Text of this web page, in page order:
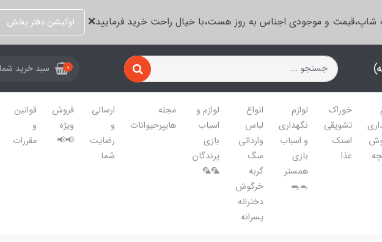
شاپ،قیمت و موجودی اجناس به روز هست،با خیال راحت خرید فرمایید❌ لوکیشن دفتر پخش
0 سبد خرید شما
خوراک
تشویقی
اسنک
غذا
لوازم
نگهداری
و اسباب
بازی
همستر
🐁🐀
انواع
لباس
وارداتی
سگ
گربه
خرگوش
دخترانه
پسرانه
لوازم و
اسباب
بازی
پرندگان
🦜🦜
مجله
هایپرحیوانات
ارسالی
و
رضایت
شما
فروش
ویژه
📢📢
قوانین
و
مقررات